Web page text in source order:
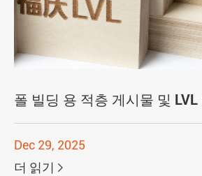
폴 빌딩 용 적층 게시물 및 LVL
Dec 29, 2025
더 읽기 